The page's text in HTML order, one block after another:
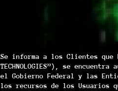
Se informa a los Clientes que
TECHNOLOGIES”), se
el Gobierno Federal y las
los recursos de los Usuarios